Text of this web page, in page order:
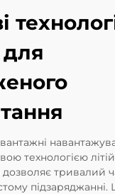
технологією
тривалий
підзаряджанні.